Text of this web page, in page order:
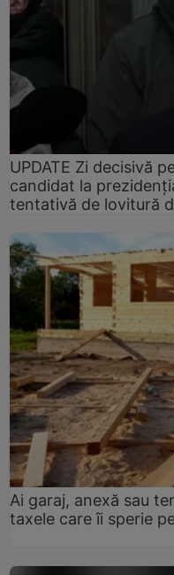
UPDATE Zi decisivă
candidat la
tentativă de lovitură
Ai garaj, anexă sau
taxele care îi sperie